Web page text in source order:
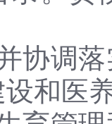
协调
和医